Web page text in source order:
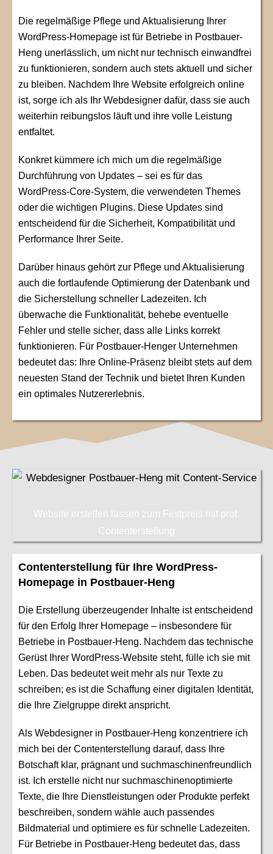
Die regelmäßige Pflege und Aktualisierung Ihrer
WordPress-Homepage ist für Betriebe in Postbauer-
Heng unerlässlich, um nicht nur technisch einwandfrei
zu funktionieren, sondern auch stets aktuell und sicher
zu bleiben. Nachdem Ihre Website erfolgreich online
ist, sorge ich als Ihr Webdesigner dafür, dass sie auch
weiterhin reibungslos läuft und ihre volle Leistung
entfaltet.
Konkret kümmere ich mich um die regelmäßige
Durchführung von Updates – sei es für das
WordPress-Core-System, die verwendeten Themes
oder die wichtigen Plugins. Diese Updates sind
entscheidend für die Sicherheit, Kompatibilität und
Performance Ihrer Seite.
Darüber hinaus gehört zur Pflege und Aktualisierung
auch die fortlaufende Optimierung der Datenbank und
die Sicherstellung schneller Ladezeiten. Ich
überwache die Funktionalität, behebe eventuelle
Fehler und stelle sicher, dass alle Links korrekt
funktionieren. Für Postbauer-Henger Unternehmen
bedeutet das: Ihre Online-Präsenz bleibt stets auf dem
neuesten Stand der Technik und bietet Ihren Kunden
ein optimales Nutzererlebnis.
Website erstellen lassen zum Festpreis mit prof.
Contenterstellung
Contenterstellung für Ihre WordPress-
Homepage in Postbauer-Heng
Die Erstellung überzeugender Inhalte ist entscheidend
für den Erfolg Ihrer Homepage – insbesondere für
Betriebe in Postbauer-Heng. Nachdem das technische
Gerüst Ihrer WordPress-Website steht, fülle ich sie mit
Leben. Das bedeutet weit mehr als nur Texte zu
schreiben; es ist die Schaffung einer digitalen Identität,
die Ihre Zielgruppe direkt anspricht.
Als Webdesigner in Postbauer-Heng konzentriere ich
mich bei der Contenterstellung darauf, dass Ihre
Botschaft klar, prägnant und suchmaschinenfreundlich
ist. Ich erstelle nicht nur suchmaschinenoptimierte
Texte, die Ihre Dienstleistungen oder Produkte perfekt
beschreiben, sondern wähle auch passendes
Bildmaterial und optimiere es für schnelle Ladezeiten.
Für Betriebe in Postbauer-Heng bedeutet das, dass